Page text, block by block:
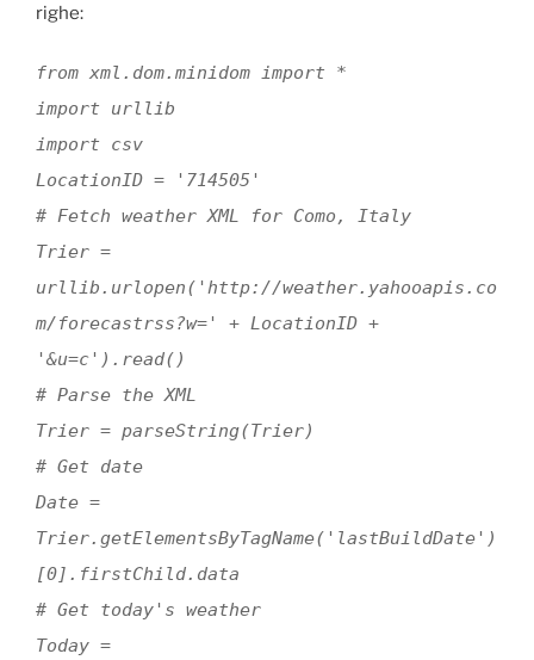
righe:
from xml.dom.minidom import *
import urllib
import csv
LocationID = '714505'
# Fetch weather XML for Como, Italy
Trier =
urllib.urlopen('http://weather.yahooapis.co
m/forecastrss?w=' + LocationID +
'&u=c').read()
# Parse the XML
Trier = parseString(Trier)
# Get date
Date =
Trier.getElementsByTagName('lastBuildDate')
[0].firstChild.data
# Get today's weather
Today =